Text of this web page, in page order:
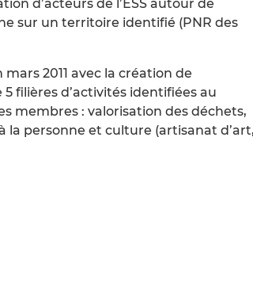
d’acteurs de l’ESS autour de
sur un territoire identifié (PNR des
2011 avec la création de
filières d’activités identifiées au
membres : valorisation des déchets,
la personne et culture (artisanat d’art,